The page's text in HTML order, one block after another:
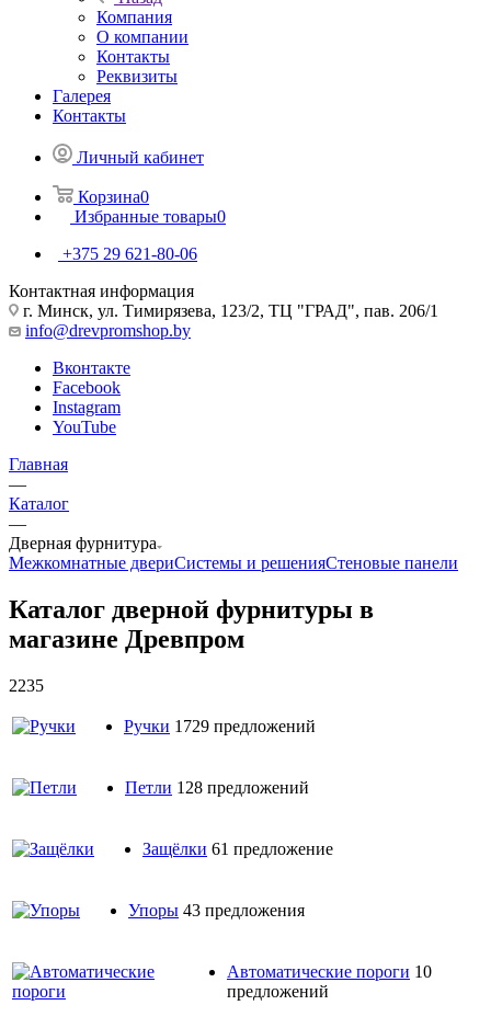
Компания
О компании
Контакты
Реквизиты
Галерея
Контакты
Личный кабинет
Корзина0
Избранные товары0
+375 29 621-80-06
Контактная информация
г. Минск, ул. Тимирязева, 123/2, ТЦ "ГРАД", пав. 206/1
info@drevpromshop.by
Вконтакте
Facebook
Instagram
YouTube
Главная
—
Каталог
—
Дверная фурнитура
Межкомнатные двериСистемы и решенияСтеновые панели
Каталог дверной фурнитуры в
магазине Древпром
2235
Ручки 1729 предложений
Петли 128 предложений
Защёлки 61 предложение
Упоры 43 предложения
Автоматические пороги 10
предложений